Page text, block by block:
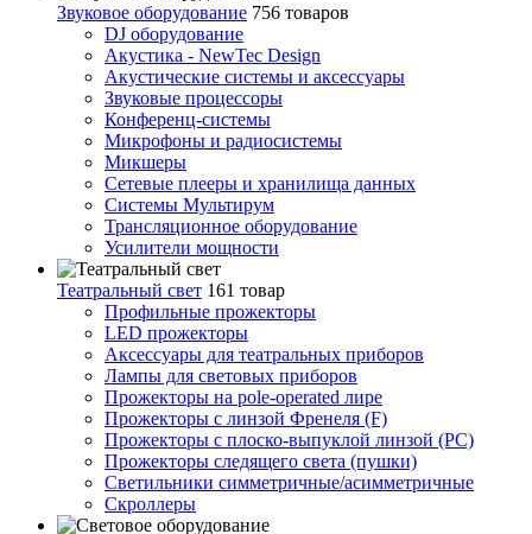
Звуковое оборудование 756 товаров
DJ оборудование
Акустика - NewTec Design
Акустические системы и аксессуары
Звуковые процессоры
Конференц-системы
Микрофоны и радиосистемы
Микшеры
Сетевые плееры и хранилища данных
Системы Мультирум
Трансляционное оборудование
Усилители мощности
Театральный свет 161 товар
Профильные прожекторы
LED прожекторы
Аксессуары для театральных приборов
Лампы для световых приборов
Прожекторы на pole-operated лире
Прожекторы с линзой Френеля (F)
Прожекторы с плоско-выпуклой линзой (PC)
Прожекторы следящего света (пушки)
Светильники симметричные/асимметричные
Скроллеры